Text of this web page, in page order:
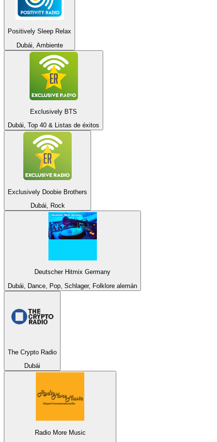
Positively Sleep Relax
Dubái, Ambiente
Exclusively BTS
Dubái, Top 40 & Listas de éxitos
Exclusively Doobie Brothers
Dubái, Rock
Deutscher Hitmix Germany
Dubái, Dance, Pop, Schlager, Folklore alemán
The Crypto Radio
Dubái
Radio More Music